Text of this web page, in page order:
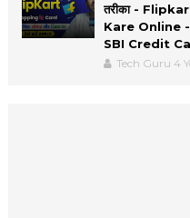
तरीका -
Kare Online
SBI Credit
Tech Guru 4